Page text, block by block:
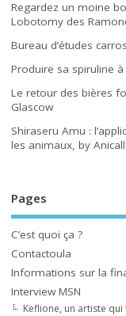
Regardez un moine
Lobotomy des
Bureau d’études
Produire sa spiruline
Le retour des bières
Glascow
Shiraseru Amu :
les animaux, by Anicall
Pages
C’est quoi ça ?
Contactoula
Informations sur la
Interview MSN
Keflione, un artiste